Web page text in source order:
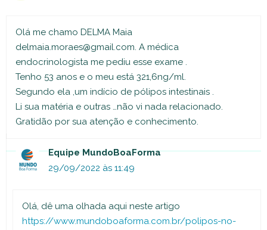
Olá me chamo DELMA Maia
delmaia.moraes@gmail.com. A médica
endocrinologista me pediu esse exame .
Tenho 53 anos e o meu está 321,6ng/ml.
Segundo ela ,um indício de pólipos intestinais .
Li sua matéria e outras …não vi nada relacionado.
Gratidão por sua atenção e conhecimento.
Equipe MundoBoaForma
29/09/2022 às 11:49
Olá, dê uma olhada aqui neste artigo
https://www.mundoboaforma.com.br/polipos-no-